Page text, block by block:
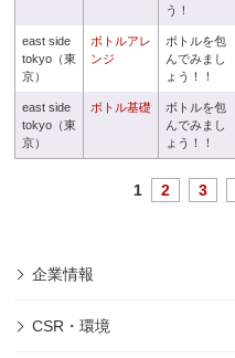
う！
east side
tokyo（東
京）
ボトルアレ
ンジ
ボトルを包
んでみまし
ょう！！
east side
tokyo（東
京）
ボトル基礎
ボトルを包
んでみまし
ょう！！
1 2 3
企業情報
CSR・環境